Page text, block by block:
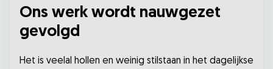
Ons werk wordt nauwgezet
gevolgd
Het is veelal hollen en weinig stilstaan in het dagelijkse